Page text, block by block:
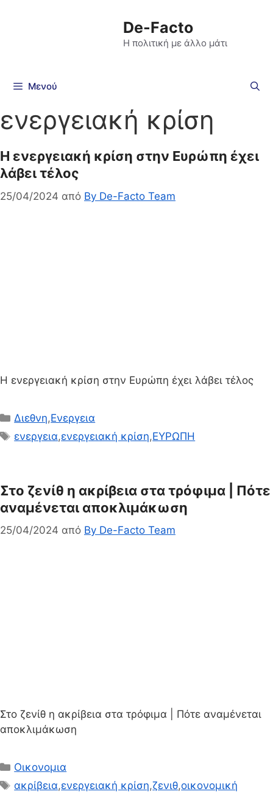
De-Facto
Η πολιτική με άλλο μάτι
Μενού
ενεργειακή κρίση
Η ενεργειακή κρίση στην Ευρώπη έχει
λάβει τέλος
25/04/2024 από By De-Facto Team
Η ενεργειακή κρίση στην Ευρώπη έχει λάβει τέλος
Κατηγορίες
Διεθνη,Ενεργεια
Ετικέτες
ενεργεια,ενεργειακή κρίση,ΕΥΡΩΠΗ
Στο ζενίθ η ακρίβεια στα τρόφιμα | Πότε
αναμένεται αποκλιμάκωση
25/04/2024 από By De-Facto Team
Στο ζενίθ η ακρίβεια στα τρόφιμα | Πότε αναμένεται
αποκλιμάκωση
Κατηγορίες
Οικονομια
Ετικέτες
ακρίβεια,ενεργειακή κρίση,ζενιθ,οικονομική